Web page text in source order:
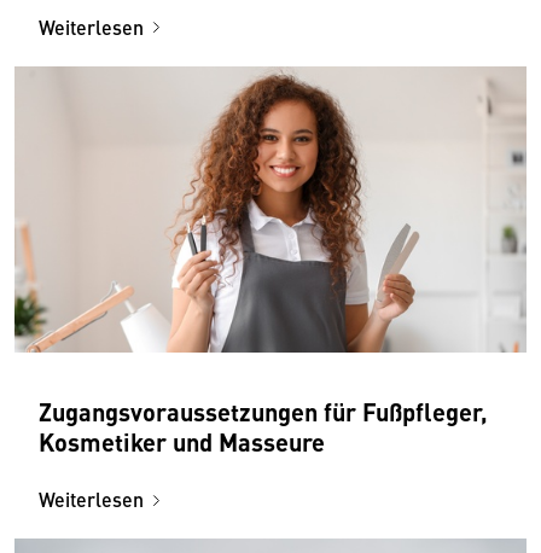
Weiterlesen
Zugangsvoraussetzungen für Fußpfleger,
Kosmetiker und Masseure
Weiterlesen